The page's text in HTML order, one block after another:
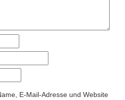
E-Mail-Adresse und Website